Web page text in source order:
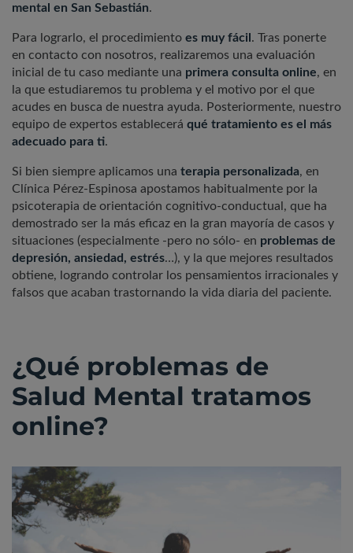
mental en San Sebastián.
Para lograrlo, el procedimiento es muy fácil . Tras ponerte
en contacto con nosotros, realizaremos una evaluación
inicial de tu caso mediante una primera consulta online, en
la que estudiaremos tu problema y el motivo por el que
acudes en busca de nuestra ayuda. Posteriormente, nuestro
equipo de expertos establecerá qué tratamiento es el más
adecuado para ti.
Si bien siempre aplicamos una terapia personalizada, en
Clínica Pérez-Espinosa apostamos habitualmente por la
psicoterapia de orientación cognitivo-conductual, que ha
demostrado ser la más eficaz en la gran mayoría de casos y
situaciones (especialmente -pero no sólo- en problemas de
depresión, ansiedad, estrés…), y la que mejores resultados
obtiene, logrando controlar los pensamientos irracionales y
falsos que acaban trastornando la vida diaria del paciente.
¿Qué problemas de
Salud Mental tratamos
online?